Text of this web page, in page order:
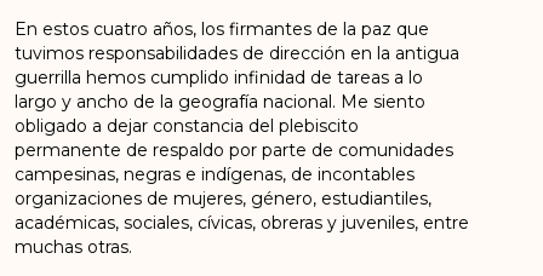
En estos cuatro años, los firmantes de la paz que
tuvimos responsabilidades de dirección en la antigua
guerrilla hemos cumplido infinidad de tareas a lo
largo y ancho de la geografía nacional. Me siento
obligado a dejar constancia del plebiscito
permanente de respaldo por parte de comunidades
campesinas, negras e indígenas, de incontables
organizaciones de mujeres, género, estudiantiles,
académicas, sociales, cívicas, obreras y juveniles, entre
muchas otras.